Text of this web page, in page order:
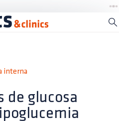
interna
de glucosa